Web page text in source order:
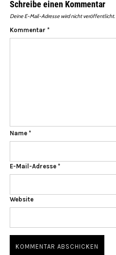
Schreibe einen Kommentar
Deine E-Mail-Adresse wird nicht veröffentlicht.
Kommentar *
Name *
E-Mail-Adresse *
Website